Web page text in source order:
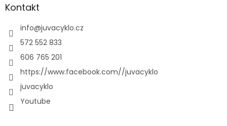
Kontakt
info@juvacyklo.cz
572 552 833
606 765 201
https://www.facebook.com//juvacyklo
juvacyklo
Youtube